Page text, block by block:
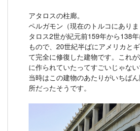
アタロスの柱廊。
ペルガモン（現在のトルコにあり
タロス2世が紀元前159年から138
もので、20世紀半ばにアメリカと
て完全に修復した建物です。これ
に作られていたってすごいじゃな
当時はこの建物のあたりがいちば
所だったそうです。